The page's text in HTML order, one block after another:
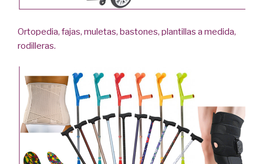
Ortopedia, fajas, muletas, bastones, plantillas a medida,
rodilleras.